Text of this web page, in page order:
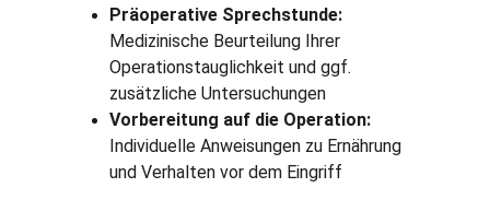
Präoperative Sprechstunde:
Medizinische Beurteilung Ihrer
Operationstauglichkeit und ggf.
zusätzliche Untersuchungen
Vorbereitung auf die Operation:
Individuelle Anweisungen zu Ernährung
und Verhalten vor dem Eingriff